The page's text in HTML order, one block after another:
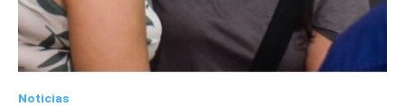
Noticias